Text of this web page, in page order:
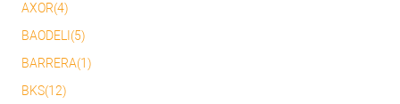
AXOR(4)
BAODELI(5)
BARRERA(1)
BKS(12)